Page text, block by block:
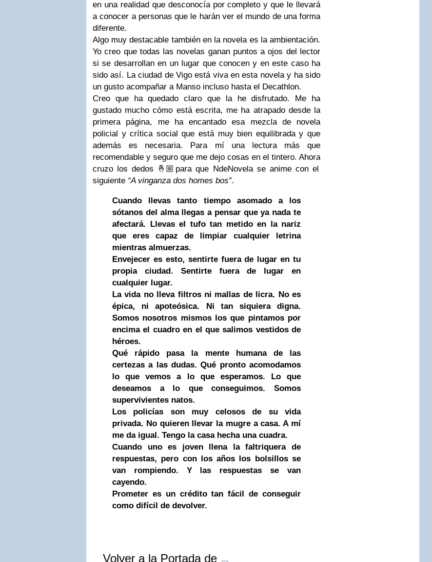
en una realidad que desconocía por completo y que le llevará
a conocer a personas que le harán ver el mundo de una forma
diferente.
Algo muy destacable también en la novela es la ambientación.
Yo creo que todas las novelas ganan puntos a ojos del lector
si se desarrollan en un lugar que conocen y en este caso ha
sido así. La ciudad de Vigo está viva en esta novela y ha sido
un gusto acompañar a Manso incluso hasta el Decathlon.
Creo que ha quedado claro que la he disfrutado. Me ha
gustado mucho cómo está escrita, me ha atrapado desde la
primera página, me ha encantado esa mezcla de novela
policial y crítica social que está muy bien equilibrada y que
además es necesaria. Para mí una lectura más que
recomendable y seguro que me dejo cosas en el tintero. Ahora
cruzo los dedos 🤞🏼para que NdeNovela se anime con el
siguiente “A vinganza dos homes bos”.
Cuando llevas tanto tiempo asomado a los
sótanos del alma llegas a pensar que ya nada te
afectará. Llevas el tufo tan metido en la nariz
que eres capaz de limpiar cualquier letrina
mientras almuerzas.
Envejecer es esto, sentirte fuera de lugar en tu
propia ciudad. Sentirte fuera de lugar en
cualquier lugar.
La vida no lleva filtros ni mallas de licra. No es
épica, ni apoteósica. Ni tan siquiera digna.
Somos nosotros mismos los que pintamos por
encima el cuadro en el que salimos vestidos de
héroes.
Qué rápido pasa la mente humana de las
certezas a las dudas. Qué pronto acomodamos
lo que vemos a lo que esperamos. Lo que
deseamos a lo que conseguimos. Somos
supervivientes natos.
Los policías son muy celosos de su vida
privada. No quieren llevar la mugre a casa. A mí
me da igual. Tengo la casa hecha una cuadra.
Cuando uno es joven llena la faltriquera de
respuestas, pero con los años los bolsillos se
van rompiendo. Y las respuestas se van
cayendo.
Prometer es un crédito tan fácil de conseguir
como difícil de devolver.
Volver a la Portada de